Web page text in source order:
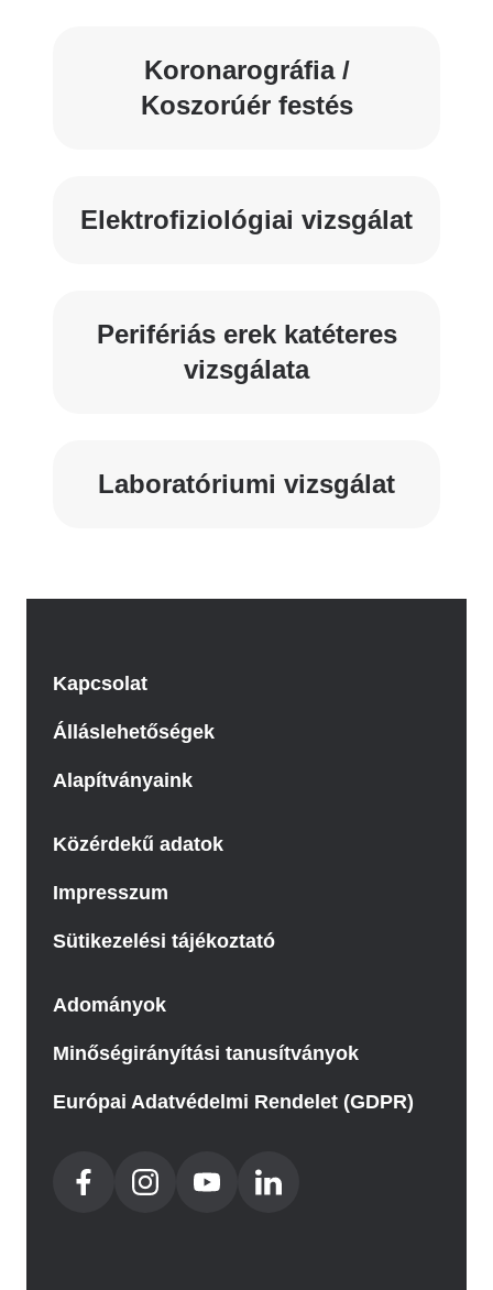
Koronarográfia /
Koszorúér festés
Elektrofiziológiai vizsgálat
Perifériás erek katéteres
vizsgálata
Laboratóriumi vizsgálat
Kapcsolat
Álláslehetőségek
Alapítványaink
Közérdekű adatok
Impresszum
Sütikezelési tájékoztató
Adományok
Minőségirányítási tanusítványok
Európai Adatvédelmi Rendelet (GDPR)